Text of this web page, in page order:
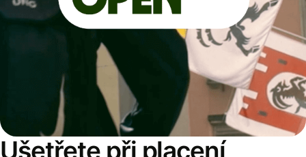
Ušetřete při placení,